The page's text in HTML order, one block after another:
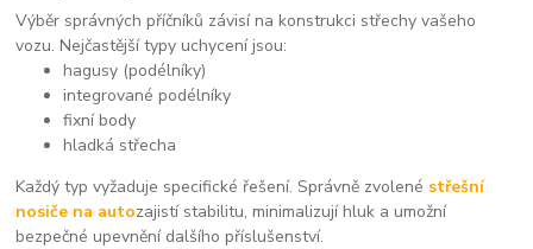
Výběr správných příčníků závisí na konstrukci střechy vašeho
vozu. Nejčastější typy uchycení jsou:
hagusy (podélníky)
integrované podélníky
fixní body
hladká střecha
Každý typ vyžaduje specifické řešení. Správně zvolené střešní
nosiče na autozajistí stabilitu, minimalizují hluk a umožní
bezpečné upevnění dalšího příslušenství.